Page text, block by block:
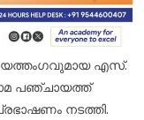
എസ്.
പഞ്ചായത്ത്
നടത്തി.